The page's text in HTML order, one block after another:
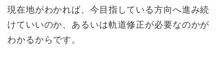
現在地がわかれば、今目指している方向へ進み続
けていいのか、あるいは軌道修正が必要なのかが
わかるからです。